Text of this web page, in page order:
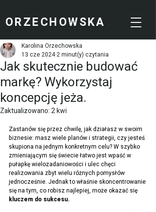
ORZECHOWSKA
Jak skutecznie budować
markę? Wykorzystaj
koncepcję jeża.
Karolina Orzechowska
13 cze 20242 minut(y) czytania
Zaktualizowano:2 kwi
Zastanów się przez chwilę, jak działasz w swoim
biznesie: masz wiele planów i strategii, czy jesteś
skupiona na jednym konkretnym celu? W szybko
zmieniającym się świecie łatwo jest wpaść w
pułapkę wielozadaniowości i ulec chęci
realizowania zbyt wielu różnych pomysłów
jednocześnie. Jednak to właśnie skoncentrowanie
się na tym, co robisz najlepiej, może okazać się
kluczem do sukcesu.